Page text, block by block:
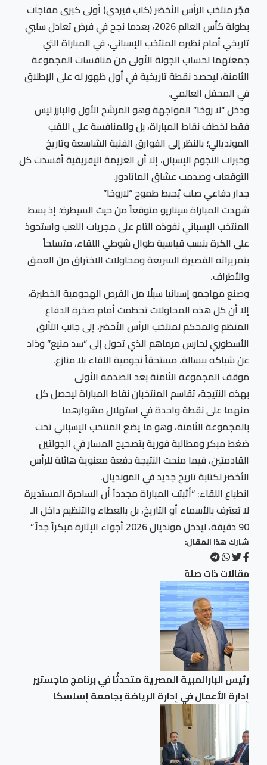
فجّر منتخب الرأس الأخضر (كاب فيردي) أولى كبرى مفاجآت
بطولة كأس العالم 2026، بعدما نجح في فرض تعادل سلبي
تاريخي أمام نظيره المنتخب الإسباني، في المباراة التي
جمعتهما لحساب الجولة الأولى من منافسات المجموعة
الثامنة، ليحصد نقطة تاريخية في أول ظهور له على الإطلاق
في المحفل العالمي.
ودخل “لا روخا” المواجهة وهو المرشح الأول والبارز ليس
فقط لخطف نقاط المباراة، بل وللمنافسة على اللقب
المونديالي؛ بالنظر إلى الفوارق الفنية الشاسعة وتاريخ
وخبرات النجوم الإسبان، إلا أن العزيمة الإفريقية أفسدت كل
التوقعات وصدمت عشاق الماتادور.
جدار دفاعي صلب يُحبط طموح “لاروخا”
شهدت المباراة سيناريو متوقعاً من حيث السيطرة؛ إذ بسط
المنتخب الإسباني نفوذه التام على مجريات اللعب واستحوذ
على الكرة بنسب قياسية طوال شوطي اللقاء، متسلحاً
بتمريراته القصيرة السريعة ومحاولات الاختراق من العمق
والأطراف.
وصنع مهاجمو إسبانيا سيلًا من الفرص الهجومية الخطيرة،
إلا أن كل هذه المحاولات تحطمت أمام صخرة الدفاع
المنظم والمحكم لمنتخب الرأس الأخضر، إلى جانب التألق
الأسطوري لحارس مرماهم الذي تحول إلى “سد منيع” وذاد
عن شباكه ببسالة، مستحقاً نجومية اللقاء بلا منازع.
موقف المجموعة الثامنة بعد الصدمة الأولى
بهذه النتيجة، تقاسم المنتخبان نقاط المباراة ليحصل كل
منهما على نقطة واحدة في استهلال مشوارهما
بالمجموعة الثامنة، وهو ما يضع المنتخب الإسباني تحت
ضغط مبكر ومطالبة فورية بتصحيح المسار في الجولتين
القادمتين، فيما منحت النتيجة دفعة معنوية هائلة للرأس
الأخضر لكتابة تاريخ جديد في المونديال.
انطباع اللقاء: “أثبتت المباراة مجدداً أن الساحرة المستديرة
لا تعترف بالأسماء أو التاريخ، بل بالعطاء والتنظيم داخل الـ
90 دقيقة، ليدخل مونديال 2026 أجواء الإثارة مبكراً جداً.”
شارك هذا المقال:
مقالات ذات صلة
رئيس البارالمبية المصرية متحدثًا في برنامج ماجستير
إدارة الأعمال في إدارة الرياضة بجامعة إسلسكا